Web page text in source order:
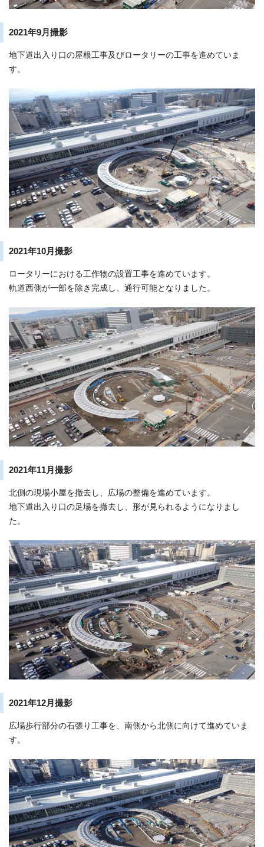
2021年9月撮影
地下道出入り口の屋根工事及びロータリーの工事を進めていま
す。
2021年10月撮影
ロータリーにおける工作物の設置工事を進めています。
軌道西側が一部を除き完成し、通行可能となりました。
2021年11月撮影
北側の現場小屋を撤去し、広場の整備を進めています。
地下道出入り口の足場を撤去し、形が見られるようになりまし
た。
2021年12月撮影
広場歩行部分の石張り工事を、南側から北側に向けて進めていま
す。